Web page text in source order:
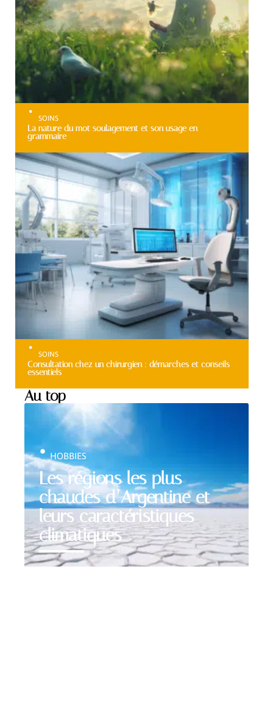
SOINS
La nature du mot soulagement et son usage en
grammaire
SOINS
Consultation chez un chirurgien : démarches et conseils
essentiels
Au top
Les régions les plus
chaudes d’Argentine et
leurs caractéristiques
climatiques
HOBBIES